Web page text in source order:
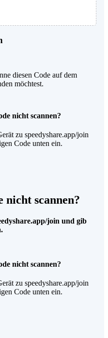
diesen Code auf dem
möchtest.
nicht scannen?
zu speedyshare.app/join
Code unten ein.
nicht scannen?
join und gib
nicht scannen?
zu speedyshare.app/join
Code unten ein.